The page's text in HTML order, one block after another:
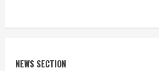
NEWS SECTION